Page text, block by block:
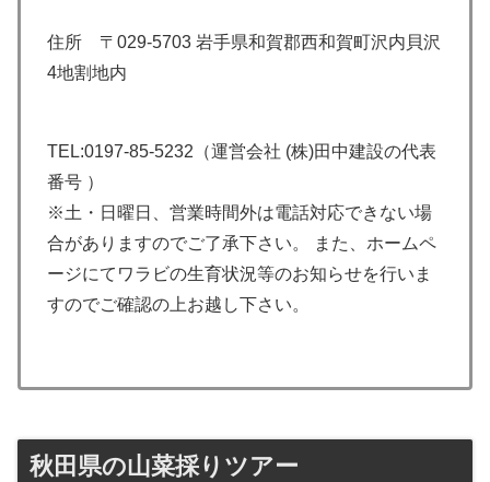
住所 〒029-5703 岩手県和賀郡西和賀町沢内貝沢
4地割地内
TEL:0197-85-5232（運営会社 (株)田中建設の代表
番号 ）
※土・日曜日、営業時間外は電話対応できない場
合がありますのでご了承下さい。 また、ホームペ
ージにてワラビの生育状況等のお知らせを行いま
すのでご確認の上お越し下さい。
秋田県の山菜採りツアー